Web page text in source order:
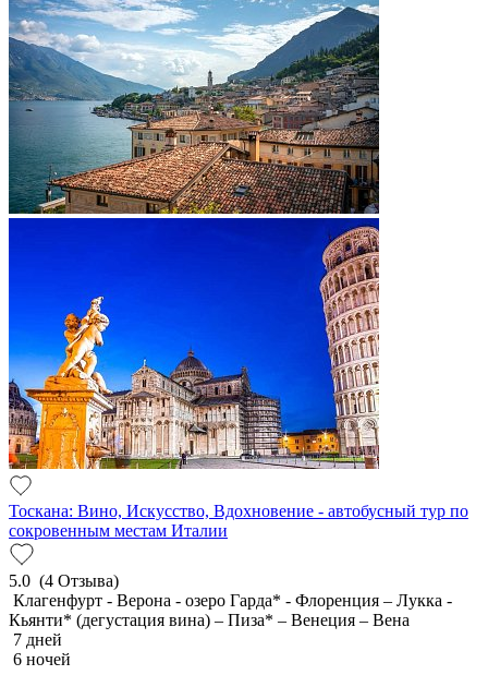
Тоскана: Вино, Искусство, Вдохновение - автобусный тур по
сокровенным местам Италии
5.0 (4 Отзыва)
Клагенфурт - Верона - озеро Гарда* - Флоренция – Лукка -
Кьянти* (дегустация вина) – Пиза* – Венеция – Вена
7 дней
6 ночей